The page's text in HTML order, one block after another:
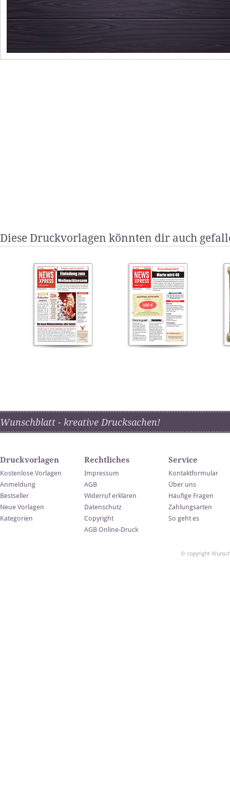
Diese Druckvorlagen könnten dir auch
Wunschblatt - kreative Drucksachen!
Druckvorlagen
Kostenlose Vorlagen
Anmeldung
Bestseller
Neue Vorlagen
Kategorien
Rechtliches
Impressum
AGB
Widerruf erklären
Datenschutz
Copyright
AGB Online-Druck
Service
Kontaktformular
Über uns
Häufige Fragen
Zahlungsarten
So geht es
© copyright